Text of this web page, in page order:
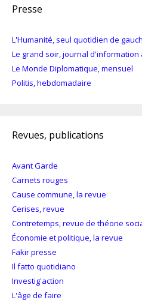
Presse
L'Humanité, seul quotidien de
Le grand soir, journal d'information
Le Monde Diplomatique, mensuel
Politis, hebdomadaire
Revues, publications
Avant Garde
Carnets rouges
Cause commune, la revue
Cerises, revue
Contretemps, revue de théorie
Économie et politique, la revue
Fakir presse
Il fatto quotidiano
Investig'action
L'âge de faire